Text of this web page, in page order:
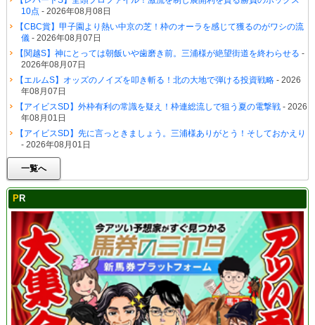
10点 - 2026年08月08日
【CBC賞】甲子園より熱い中京の芝！枠のオーラを感じて獲るのがワシの流
儀- 2026年08月07日
【関越S】神にとっては朝飯いや歯磨き前。三浦様が絶望街道を終わらせる -
2026年08月07日
【エルムS】オッズのノイズを叩き斬る！北の大地で弾ける投資戦略- 2026
年08月07日
【アイビスSD】外枠有利の常識を疑え！枠連総流しで狙う夏の電撃戦- 2026
年08月01日
【アイビスSD】先に言っときましょう。三浦様ありがとう！そしておかえり
- 2026年08月01日
一覧へ
PR